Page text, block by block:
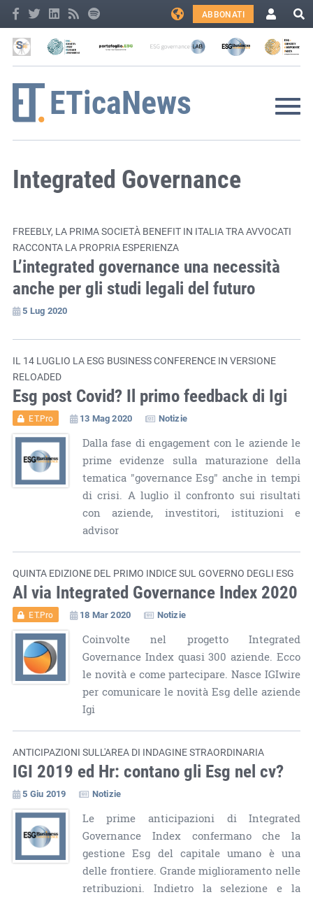
ABBONATI
Integrated Governance
FREEBLY, LA PRIMA SOCIETÀ BENEFIT IN ITALIA TRA AVVOCATI
RACCONTA LA PROPRIA ESPERIENZA
L’integrated governance una necessità
anche per gli studi legali del futuro
5 Lug 2020
IL 14 LUGLIO LA ESG BUSINESS CONFERENCE IN VERSIONE
RELOADED
Esg post Covid? Il primo feedback di Igi
ET.Pro 13 Mag 2020 Notizie
Dalla fase di engagement con le aziende le
prime evidenze sulla maturazione della
tematica "governance Esg" anche in tempi
di crisi. A luglio il confronto sui risultati
con aziende, investitori, istituzioni e
advisor
QUINTA EDIZIONE DEL PRIMO INDICE SUL GOVERNO DEGLI ESG
Al via Integrated Governance Index 2020
ET.Pro 18 Mar 2020 Notizie
Coinvolte nel progetto Integrated
Governance Index quasi 300 aziende. Ecco
le novità e come partecipare. Nasce IGIwire
per comunicare le novità Esg delle aziende
Igi
ANTICIPAZIONI SULL'AREA DI INDAGINE STRAORDINARIA
IGI 2019 ed Hr: contano gli Esg nel cv?
5 Giu 2019 Notizie
Le prime anticipazioni di Integrated
Governance Index confermano che la
gestione Esg del capitale umano è una
delle frontiere. Grande miglioramento nelle
retribuzioni. Indietro la selezione e la